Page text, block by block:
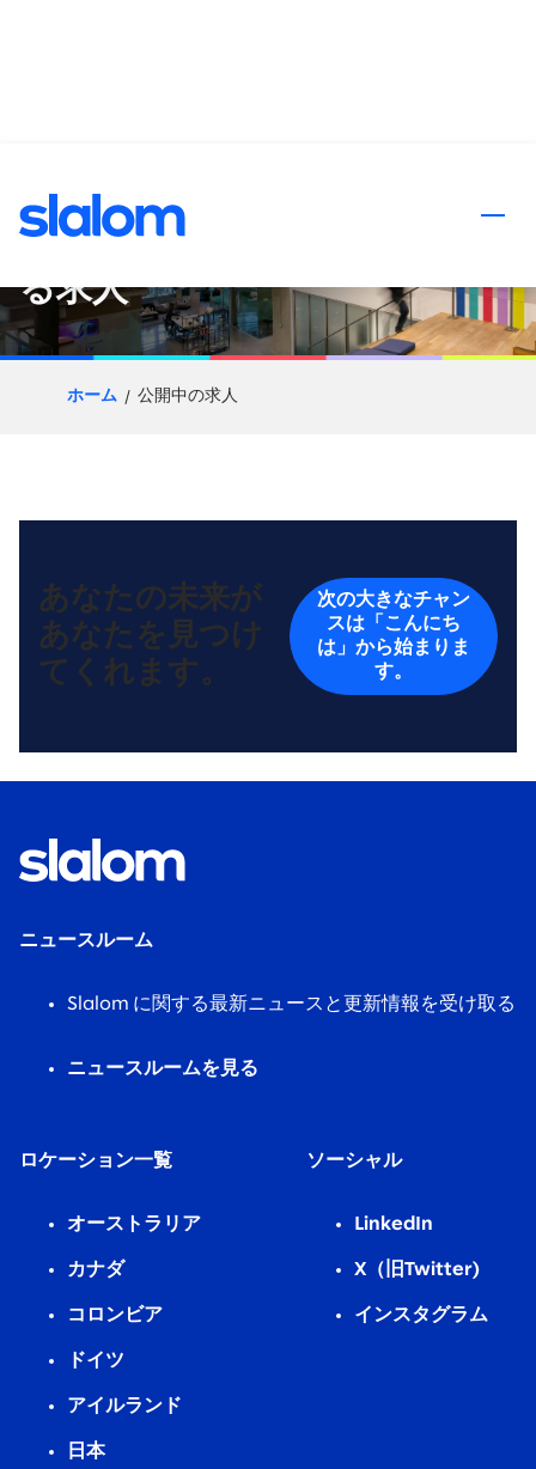
Cloud & Product Senior Go-
る求人
ホーム 公開中の求人
あなたの未来が
あなたを見つけ
てくれます。
次の大きなチャン
スは「こんにち
は」から始まりま
す。
ニュースルーム
Slalom に関する最新ニュースと更新情報を受け取る
ニュースルームを見る
ロケーション一覧
オーストラリア
カナダ
コロンビア
ドイツ
アイルランド
日本
ソーシャル
LinkedIn
X（旧Twitter)
インスタグラム